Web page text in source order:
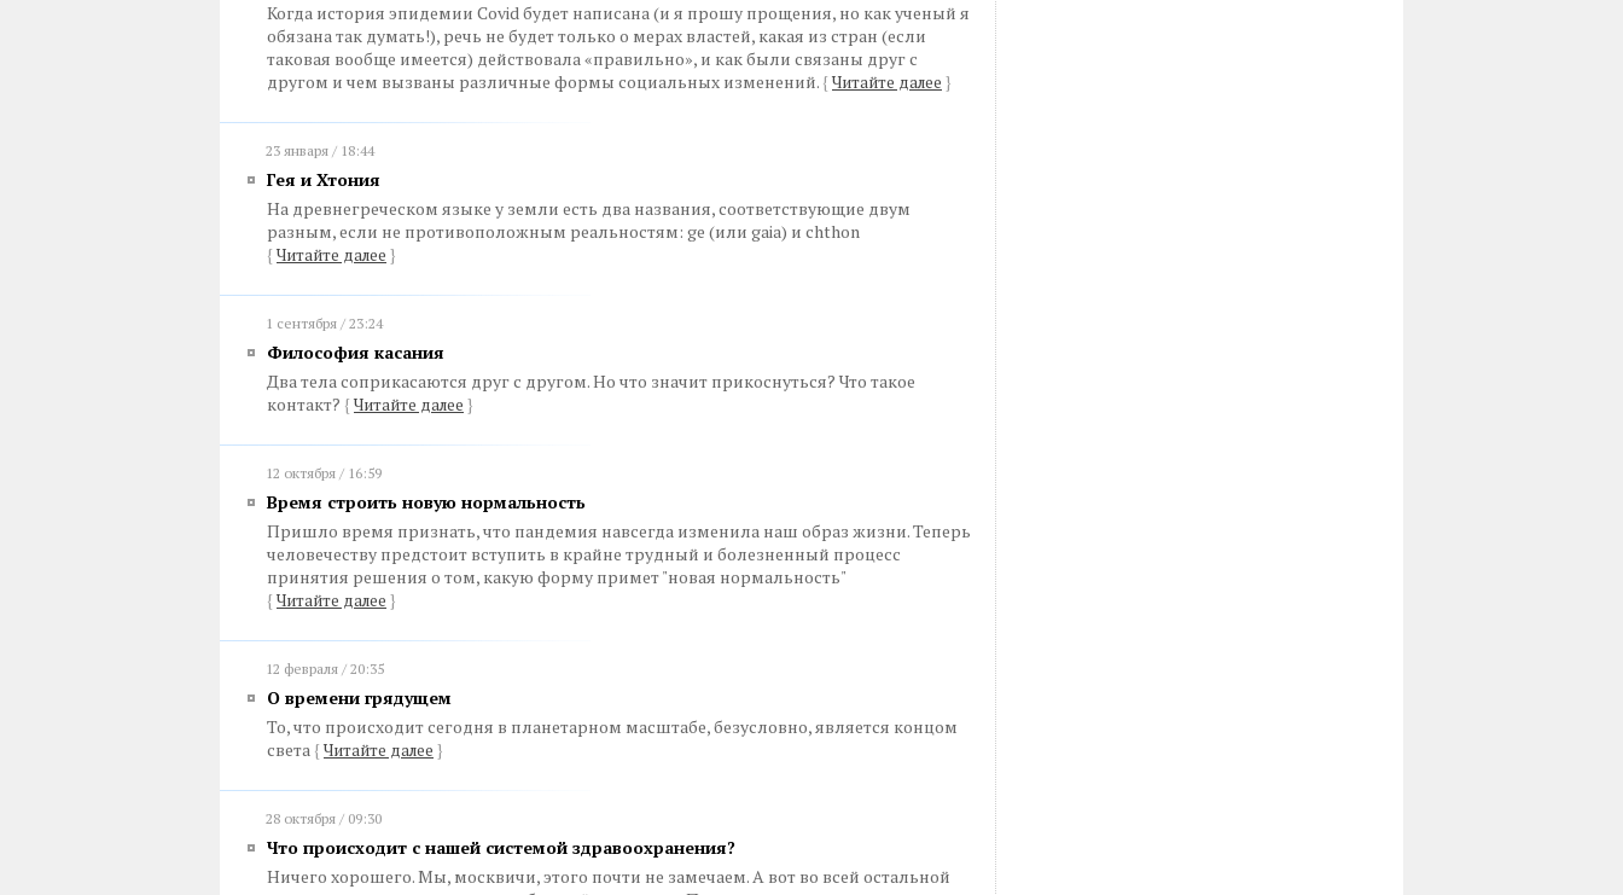
Когда история эпидемии Covid будет написана (и я прошу прощения, но как ученый я
обязана так думать!), речь не будет только о мерах властей, какая из стран (если
таковая вообще имеется) действовала «правильно», и как были связаны друг с
другом и чем вызваны различные формы социальных изменений. { Читайте далее }
23 января / 18:44
Гея и Хтония
На древнегреческом языке у земли есть два названия, соответствующие двум
разным, если не противоположным реальностям: ge (или gaia) и chthon
{ Читайте далее }
1 сентября / 23:24
Философия касания
Два тела соприкасаются друг с другом. Но что значит прикоснуться? Что такое
контакт? { Читайте далее }
12 октября / 16:59
Время строить новую нормальность
Пришло время признать, что пандемия навсегда изменила наш образ жизни. Теперь
человечеству предстоит вступить в крайне трудный и болезненный процесс
принятия решения о том, какую форму примет "новая нормальность"
{ Читайте далее }
12 февраля / 20:35
О времени грядущем
То, что происходит сегодня в планетарном масштабе, безусловно, является концом
света { Читайте далее }
28 октября / 09:30
Что происходит с нашей системой здравоохранения?
Ничего хорошего. Мы, москвичи, этого почти не замечаем. А вот во всей остальной